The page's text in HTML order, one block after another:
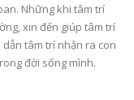
Những khi tâm trí
xin đến giúp tâm trí
tâm trí nhận ra con
đời sống mình.